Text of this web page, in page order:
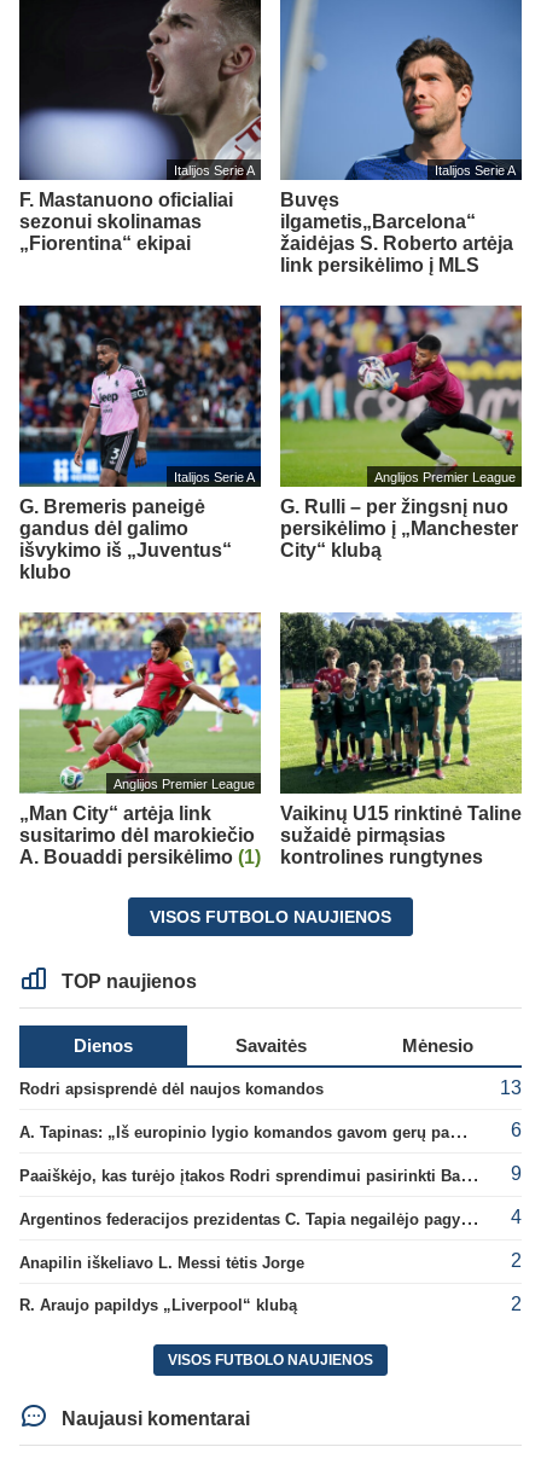
Italijos Serie A
F. Mastanuono oficialiai
sezonui skolinamas
„Fiorentina“ ekipai
Italijos Serie A
Buvęs
ilgametis„Barcelona“
žaidėjas S. Roberto artėja
link persikėlimo į MLS
Italijos Serie A
G. Bremeris paneigė
gandus dėl galimo
išvykimo iš „Juventus“
klubo
Anglijos Premier League
G. Rulli – per žingsnį nuo
persikėlimo į „Manchester
City“ klubą
Anglijos Premier League
„Man City“ artėja link
susitarimo dėl marokiečio
A. Bouaddi persikėlimo (1)
Vaikinų U15 rinktinė Taline
sužaidė pirmąsias
kontrolines rungtynes
VISOS FUTBOLO NAUJIENOS
TOP naujienos
Dienos Savaitės Mėnesio
Rodri apsisprendė dėl naujos komandos 13
A. Tapinas: „Iš europinio lygio komandos gavom gerų pamokų“ 6
Paaiškėjo, kas turėjo įtakos Rodri sprendimui pasirinkti Barselonos pusę 9
Argentinos federacijos prezidentas C. Tapia negailėjo pagyrų G. Infantino 4
Anapilin iškeliavo L. Messi tėtis Jorge 2
R. Araujo papildys „Liverpool“ klubą 2
VISOS FUTBOLO NAUJIENOS
Naujausi komentarai